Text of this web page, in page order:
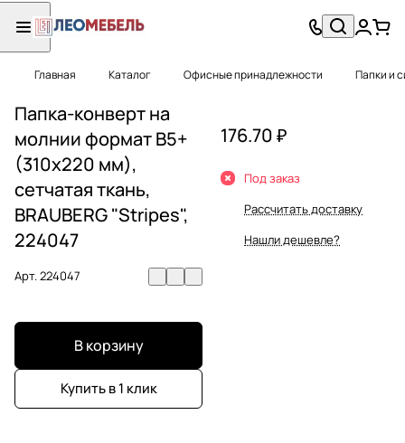
Главная Каталог Офисные принадлежности Папки и
Папка-конверт на
молнии формат B5+
(310х220 мм),
сетчатая ткань,
BRAUBERG "Stripes",
224047
Арт.224047
В корзину
Купить в 1 клик
176.70 ₽
Под заказ
Рассчитать доставку
Нашли дешевле?